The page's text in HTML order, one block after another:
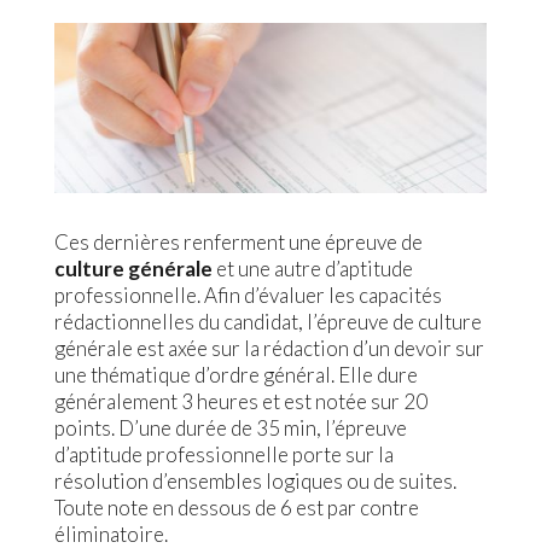
Ces dernières renferment une épreuve de
culture générale et une autre d’aptitude
professionnelle. Afin d’évaluer les capacités
rédactionnelles du candidat, l’épreuve de culture
générale est axée sur la rédaction d’un devoir sur
une thématique d’ordre général. Elle dure
généralement 3 heures et est notée sur 20
points. D’une durée de 35 min, l’épreuve
d’aptitude professionnelle porte sur la
résolution d’ensembles logiques ou de suites.
Toute note en dessous de 6 est par contre
éliminatoire.